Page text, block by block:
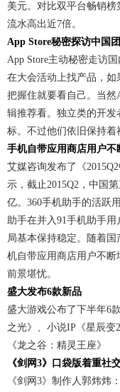
美元。对比双平台畅销榜
流水高出近7倍。
App Store秘密探访中国
App Store主动秘密走访
在大会活动上找产品，
把握住就要看自己。当然
辑推荐看。独立类的开发
标。不过他们依旧保持着
手机自带应用商店用户不
艾媒咨询发布了《
示，截止2015Q2，中国
亿。360手机助手的活跃
助手在并入91手机助手
局基本保持稳定。随着
机自带应用商店用户不
前景堪忧。
盛大发布6款新品
盛大游戏公布了下半年6
之光》、小说IP《星辰变
《龙之谷：精灵王座》
《剑网3》口袋版着重社
《剑网3》制作人郭炜炜